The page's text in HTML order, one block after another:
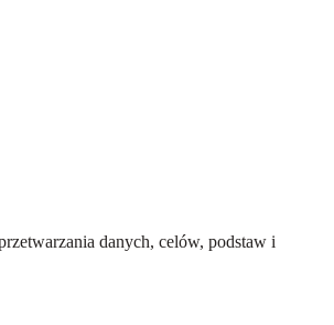
danych, celów, podstaw i